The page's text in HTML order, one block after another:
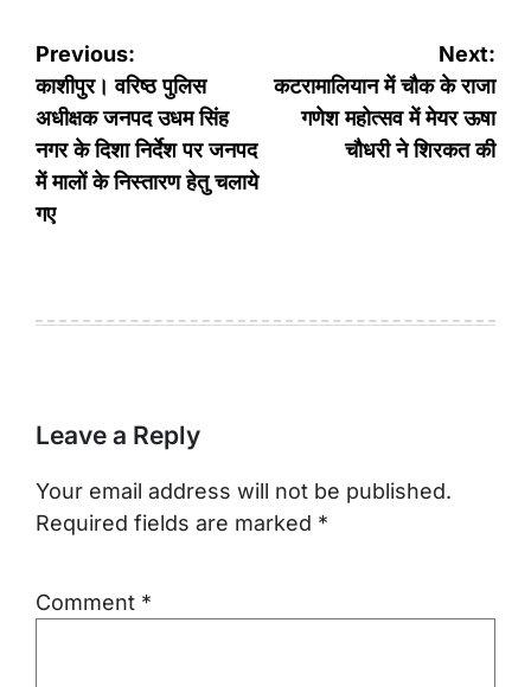
Post
navigation
Previous:
काशीपुर। वरिष्ठ पुलिस
अधीक्षक जनपद उधम सिंह
नगर के दिशा निर्देश पर जनपद
में मालों के निस्तारण हेतु चलाये
गए
Next:
कटरामालियान में चौक के राजा
गणेश महोत्सव में मेयर ऊषा
चौधरी ने शिरकत की
Leave a Reply
Your email address will not be published.
Required fields are marked *
Comment *